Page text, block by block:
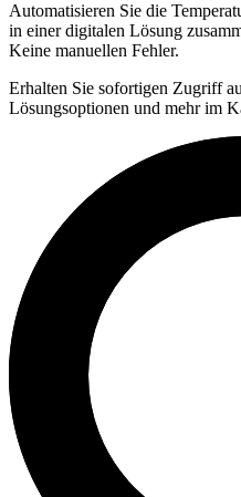
Automatisieren Sie die
in einer digitalen Lösung
Keine manuellen Fehler.
Erhalten Sie sofortigen Zugriff
Lösungsoptionen und mehr im